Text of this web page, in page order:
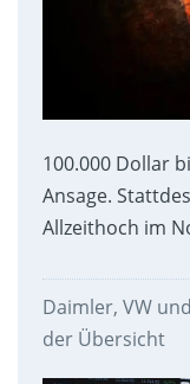
100.000 Dollar
Ansage.
Allzeithoch im
Daimler, VW
der Übersicht